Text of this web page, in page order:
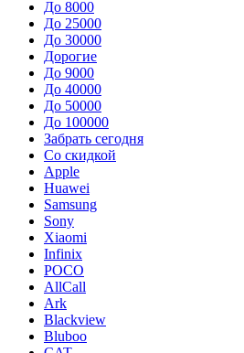
До 8000
До 25000
До 30000
Дорогие
До 9000
До 40000
До 50000
До 100000
Забрать сегодня
Со скидкой
Apple
Huawei
Samsung
Sony
Xiaomi
Infinix
POCO
AllCall
Ark
Blackview
Bluboo